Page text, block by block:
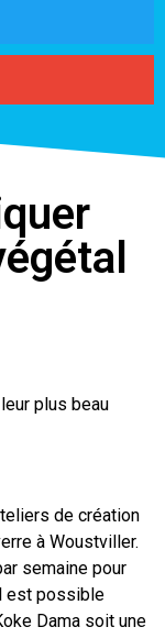
plus beau
de création
à Woustviller.
semaine pour
est possible
Dama soit une